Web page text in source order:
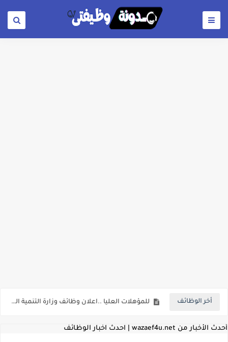
أخر الوظائف للمؤهلات العليا ..اعلان وظائف وزارة التنمية المحلية " اخصائي تخطيط - مهندس - اخصائي حاسبات - باحث قانوني " والتقديم الكتروني بتاريخ 15-7-2026
أحدث الأخبار من wazaef4u.net | احدث اخبار الوظائف